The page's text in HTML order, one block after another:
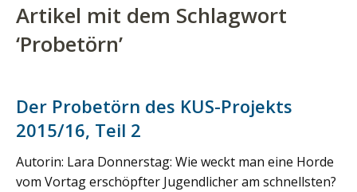
Artikel mit dem Schlagwort
‘Probetörn’
Der Probetörn des KUS-Projekts
2015/16, Teil 2
Autorin: Lara Donnerstag: Wie weckt man eine Horde
vom Vortag erschöpfter Jugendlicher am schnellsten?